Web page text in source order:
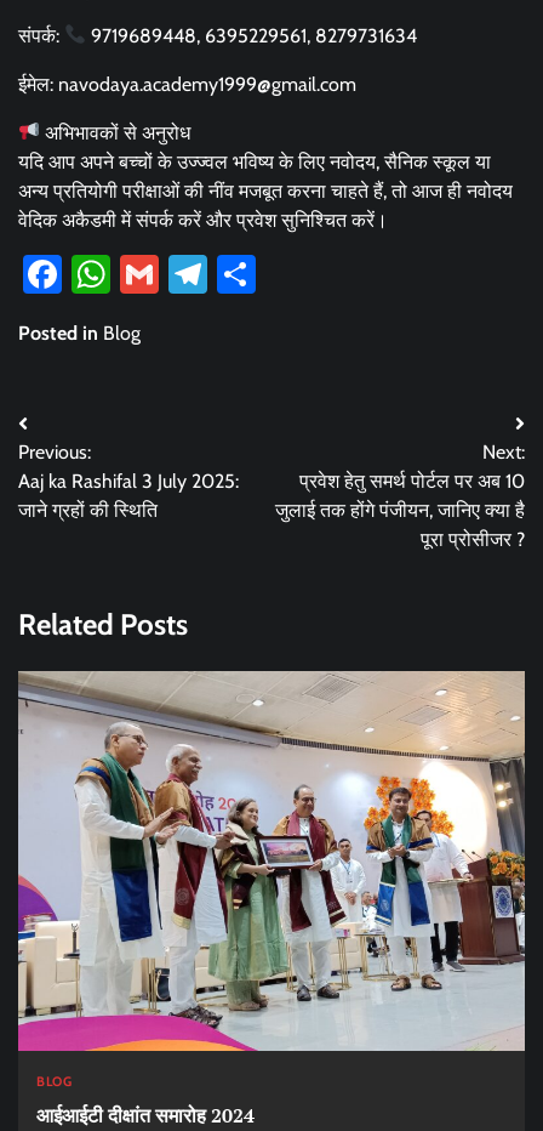
संपर्क: 9719689448, 6395229561, 8279731634
ईमेल: navodaya.academy1999@gmail.com
अभिभावकों से अनुरोध
यदि आप अपने बच्चों के उज्ज्वल भविष्य के लिए नवोदय, सैनिक स्कूल या
अन्य प्रतियोगी परीक्षाओं की नींव मजबूत करना चाहते हैं, तो आज ही नवोदय
वेदिक अकैडमी में संपर्क करें और प्रवेश सुनिश्चित करें।
Facebook
WhatsApp
GmailTelegram
Posted in Blog
Post
navigation
Previous:
Aaj ka Rashifal 3 July 2025:
जाने ग्रहों की स्थिति
Next:
प्रवेश हेतु समर्थ पोर्टल पर अब 10
जुलाई तक होंगे पंजीयन​, जानिए क्या है
पूरा प्रोसीजर ?
Related Posts
BLOG
आईआईटी दीक्षांत समारोह 2024